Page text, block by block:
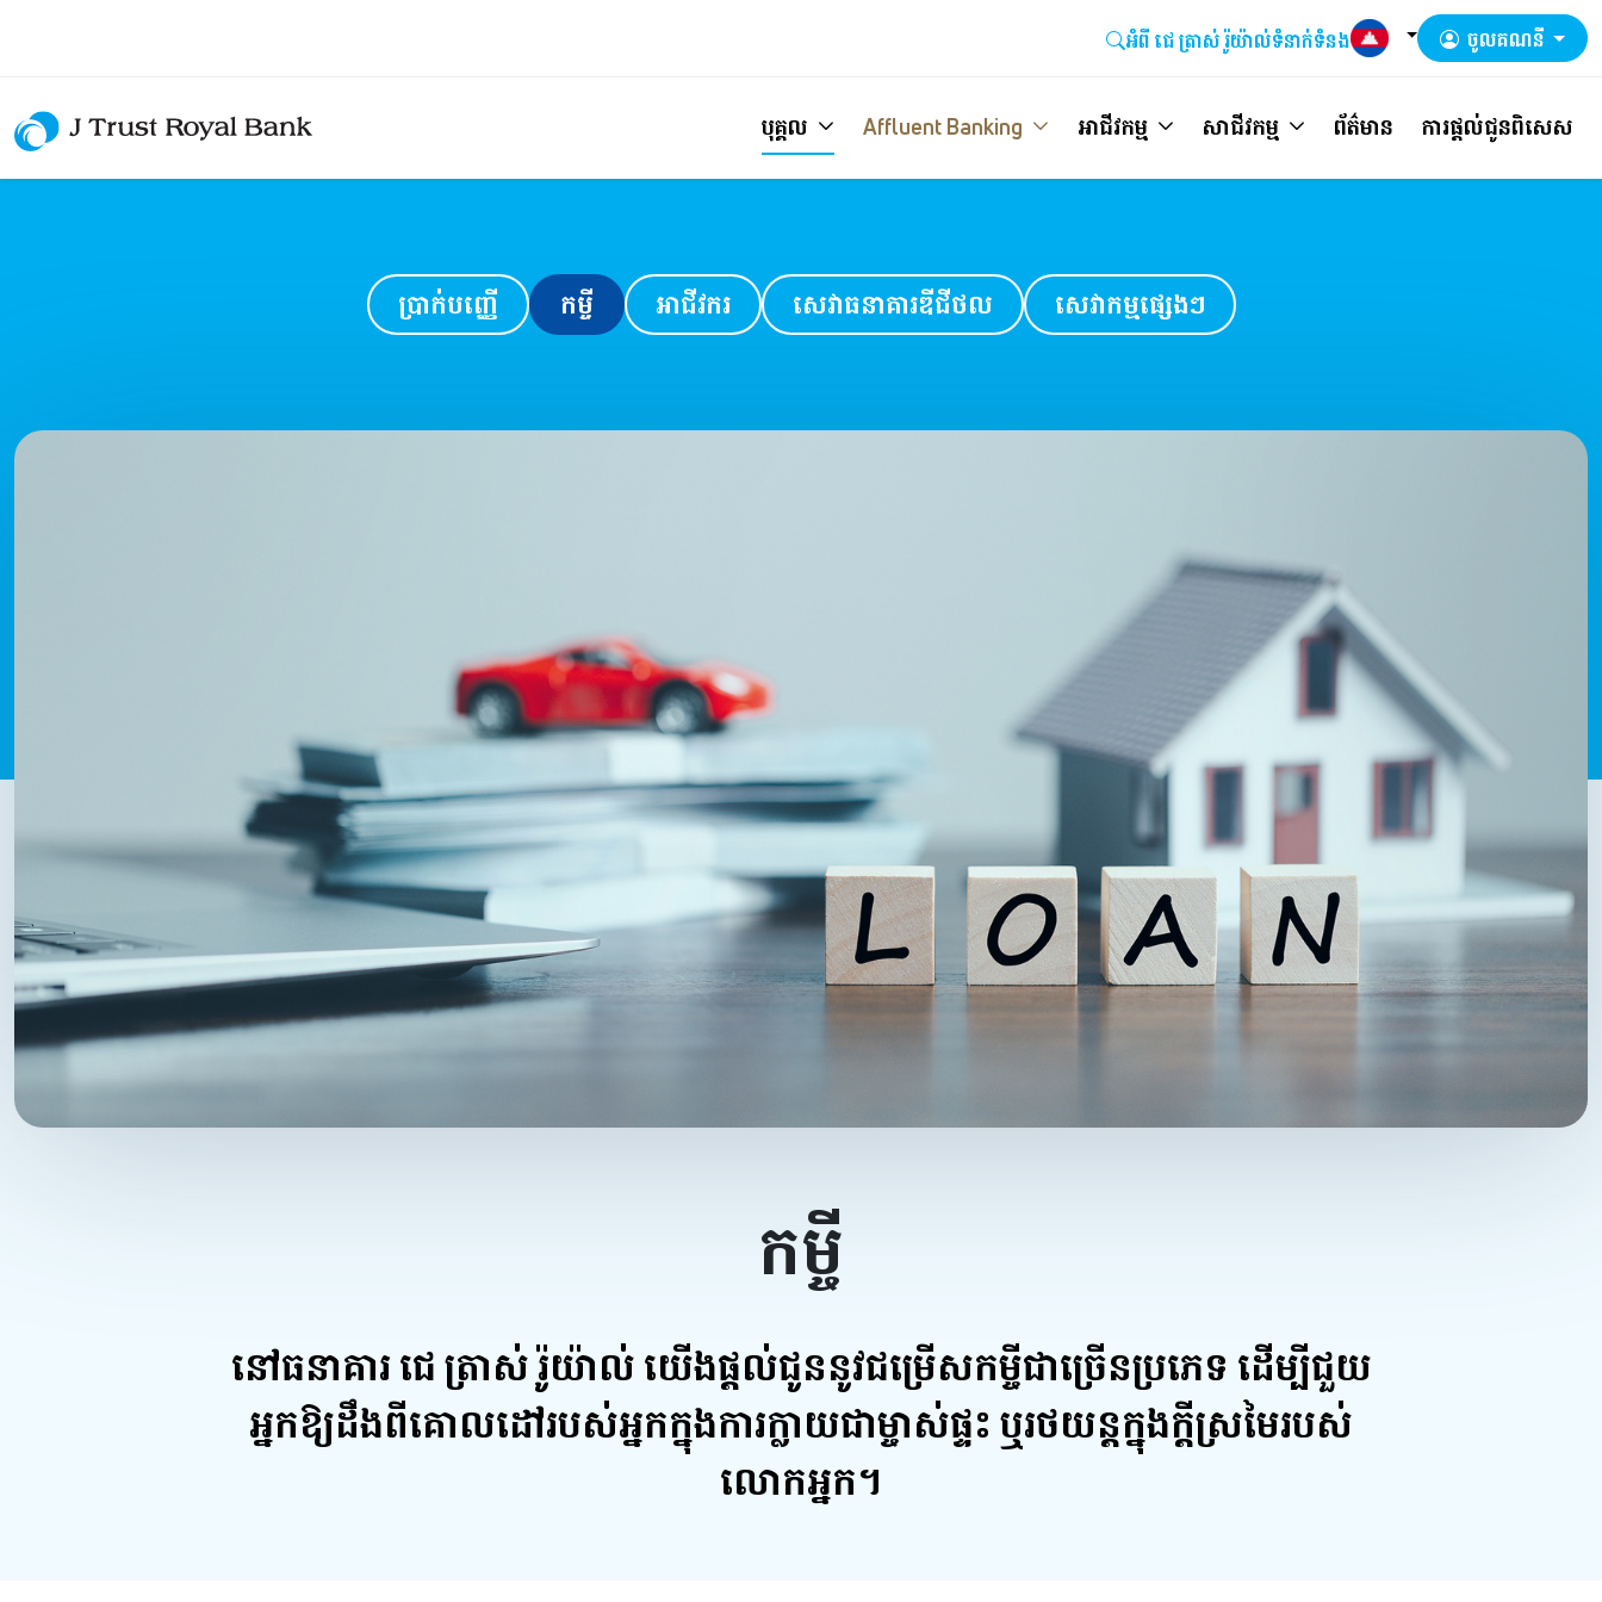
អំពី ជេ ត្រាស់​ រ៉ូយ៉ាល់ទំនាក់ទំនង ចូលគណនី
បុគ្គល Affluent Banking អាជីវកម្ម សាជីវកម្ម ព័ត៌មាន ការផ្តល់ជូនពិសេស
ប្រាក់បញ្ញើ កម្ចី អាជីវករ សេវាធនាគារឌីជីថល សេវាកម្មផ្សេងៗ
កម្ចី
នៅធនាគារ ជេ ត្រាស់ រ៉ូយ៉ាល់ យើងផ្តល់ជូននូវជម្រើសកម្ចីជាច្រើនប្រភេទ ដើម្បីជួយ
អ្នកឱ្យដឹងពីគោលដៅរបស់អ្នកក្នុងការក្លាយជាម្ចាស់ផ្ទះ ឬរថយន្តក្នុងក្តីស្រមៃរបស់
លោកអ្នក។